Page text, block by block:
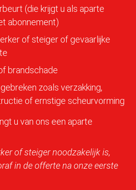
(die krijgt u als aparte
abonnement)
of steiger of gevaarlijke
brandschade
zoals verzakking,
of ernstige scheurvorming
u van ons een aparte
of steiger noodzakelijk is,
in de offerte na onze eerste